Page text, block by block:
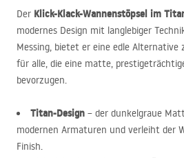
Der Klick-Klack-Wannenstöpsel im
modernes Design mit langlebiger
Messing, bietet er eine edle Alternative
für alle, die eine matte,
bevorzugen.
Titan-Design – der dunkelgraue
modernen Armaturen und verleiht der
Finish.